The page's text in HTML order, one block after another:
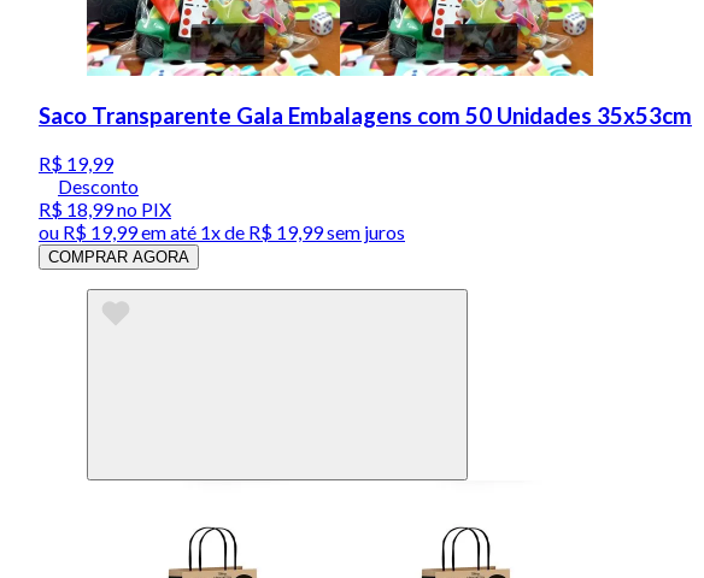
Saco Transparente Gala Embalagens com 50 Unidades 35x53cm
R$ 19,99
Desconto
R$ 18,99no PIX
ou R$ 19,99em até 1x de R$ 19,99sem juros
COMPRAR AGORA